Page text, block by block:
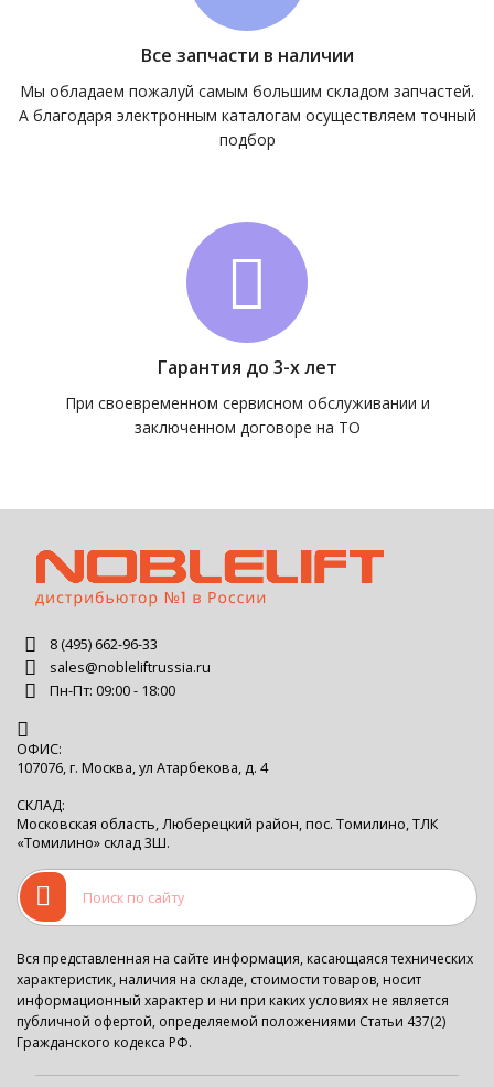
Все запчасти в наличии
Мы обладаем пожалуй самым большим складом запчастей.
А благодаря электронным каталогам осуществляем точный
подбор
Гарантия до 3-х лет
При своевременном сервисном обслуживании и
заключенном договоре на ТО
8 (495) 662-96-33
sales@nobleliftrussia.ru
Пн-Пт: 09:00 - 18:00
ОФИС:
107076, г. Москва, ул Атарбекова, д. 4
СКЛАД:
Московская область, Люберецкий район, пос. Томилино, ТЛК
«Томилино» склад 3Ш.
Вся представленная на сайте информация, касающаяся технических
характеристик, наличия на складе, стоимости товаров, носит
информационный характер и ни при каких условиях не является
публичной офертой, определяемой положениями Статьи 437(2)
Гражданского кодекса РФ.